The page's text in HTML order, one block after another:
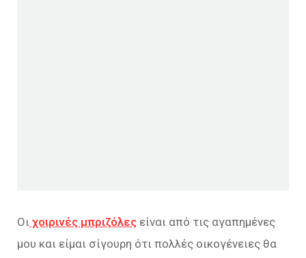
Οι χοιρινές μπριζόλες είναι από τις αγαπημένες
μου και είμαι σίγουρη ότι πολλές οικογένειες θα